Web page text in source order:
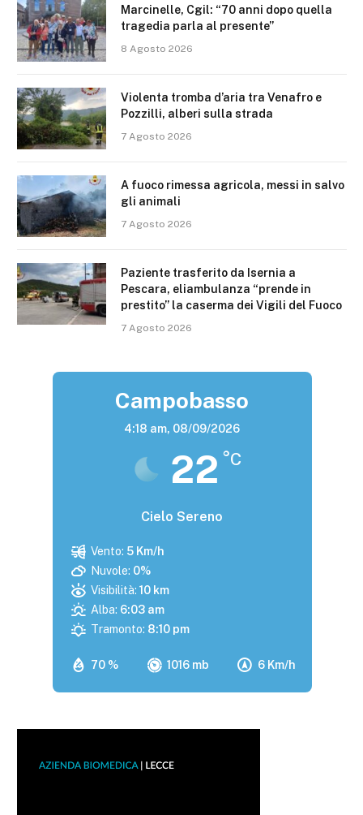
Marcinelle, Cgil: “70 anni dopo quella
tragedia parla al presente”
8 Agosto 2026
Violenta tromba d’aria tra Venafro e
Pozzilli, alberi sulla strada
7 Agosto 2026
A fuoco rimessa agricola, messi in salvo
gli animali
7 Agosto 2026
Paziente trasferito da Isernia a
Pescara, eliambulanza “prende in
prestito” la caserma dei Vigili del Fuoco
7 Agosto 2026
Campobasso
4:18 am, 08/09/2026
22 °C
Cielo Sereno
70 % 1016 mb 6 Km/h
Vento: 5 Km/h
Nuvole: 0%
Visibilità: 10 km
Alba: 6:03 am
Tramonto: 8:10 pm